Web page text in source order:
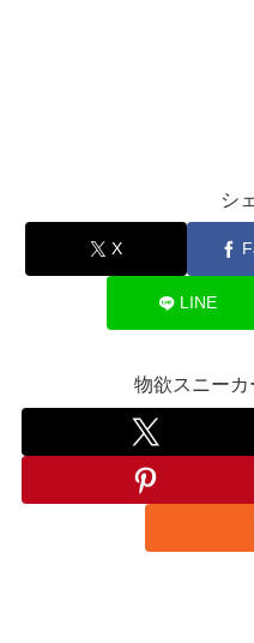
シ
X
LINE
物欲スニーカ